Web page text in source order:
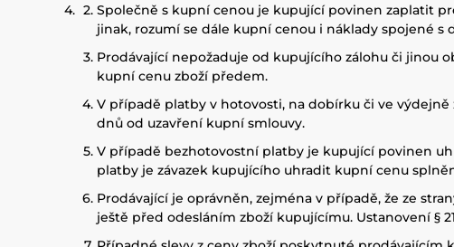
Společně s kupní cenou je kupující povinen zaplatit
jinak, rozumí se dále kupní cenou i náklady spojené s
Prodávající nepožaduje od kupujícího zálohu či
kupní cenu zboží předem.
V případě platby v hotovosti, na dobírku či ve
dnů od uzavření kupní smlouvy.
V případě bezhotovostní platby je kupující povinen
platby je závazek kupujícího uhradit kupní cenu
Prodávající je oprávněn, zejména v případě, že ze
ještě před odesláním zboží kupujícímu. Ustanovení §